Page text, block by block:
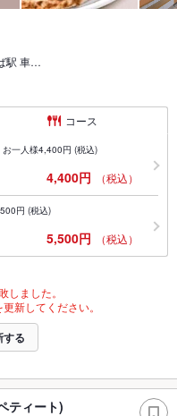
駅 車…
コース
一人様4,400円 (税込)
4,400円 （税込）
円 (税込)
5,500円 （税込）
しました。
新してください。
する
ティート)